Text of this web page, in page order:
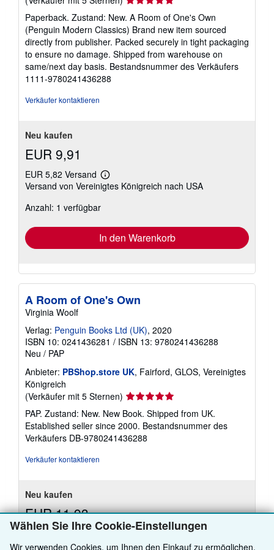
Wählen Sie Ihre Cookie-Einstellungen
Wir verwenden Cookies, um Ihnen den Einkauf zu ermöglichen,
von
5
Sternen
Paperback. Zustand: New. A Room of One's Own
(Penguin Modern Classics) Brand new item sourced
directly from publisher. Packed securely in tight packaging
to ensure no damage. Shipped from warehouse on
same/next day basis. Bestandsnummer des Verkäufers
1111-9780241436288
Verkäufer kontaktieren
Neu kaufen
EUR 9,91
EUR 5,82 Versand
Weitere
Informationen
Versand von Vereinigtes Königreich nach USA
Anzahl: 1 verfügbar
In den Warenkorb
A Room of One's Own
Virginia Woolf
Verlag: Penguin Books Ltd (UK), 2020
ISBN 10: 0241436281 / ISBN 13: 9780241436288
Neu / PAP
Anbieter: PBShop.store UK, Fairford, GLOS, Vereinigtes
Königreich
(Verkäufer mit 5 Sternen) Verkäuferbewertung
5
von
5
Sternen
PAP. Zustand: New. New Book. Shipped from UK.
Established seller since 2000. Bestandsnummer des
Verkäufers DB-9780241436288
Verkäufer kontaktieren
Neu kaufen
EUR 11,93
EUR 3,83 Versand
Informationen
Versand von Vereinigtes Königreich nach USA